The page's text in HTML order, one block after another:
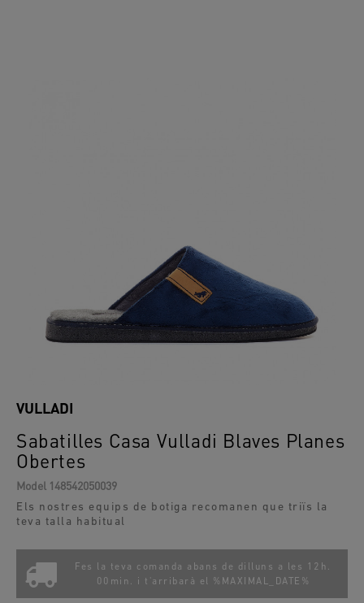
Sabatilles Casa Vulladi Blaves Planes
Obertes
VULLADI
Model 148542050039
Els nostres equips de botiga recomanen que triïs la
teva talla habitual
Fes la teva comanda abans de dilluns a les 12h.
00min. i t'arribarà el %MAXIMAL_DATE%